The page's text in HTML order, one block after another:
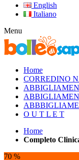
English
Italiano
Menu
Home
CORREDINO
O U T L E T
Home
Completo
70 %